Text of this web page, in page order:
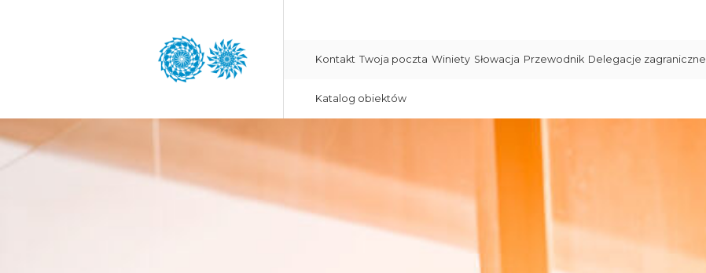
Kontakt Twoja poczta Winiety Słowacja Przewodnik Delegacje zagraniczne
Katalog obiektów